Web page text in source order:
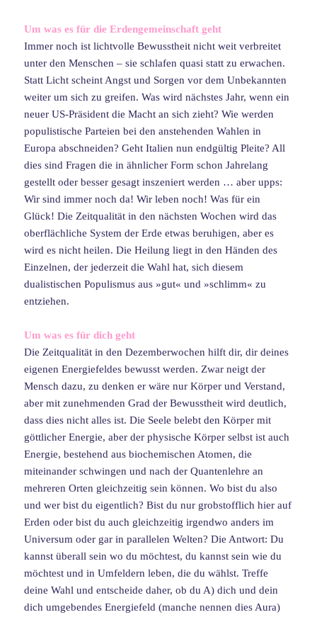
Um was es für die Erdengemeinschaft geht
Immer noch ist lichtvolle Bewusstheit nicht weit verbreitet
unter den Menschen – sie schlafen quasi statt zu erwachen.
Statt Licht scheint Angst und Sorgen vor dem Unbekannten
weiter um sich zu greifen. Was wird nächstes Jahr, wenn ein
neuer US-Präsident die Macht an sich zieht? Wie werden
populistische Parteien bei den anstehenden Wahlen in
Europa abschneiden? Geht Italien nun endgültig Pleite? All
dies sind Fragen die in ähnlicher Form schon Jahrelang
gestellt oder besser gesagt inszeniert werden … aber upps:
Wir sind immer noch da! Wir leben noch! Was für ein
Glück! Die Zeitqualität in den nächsten Wochen wird das
oberflächliche System der Erde etwas beruhigen, aber es
wird es nicht heilen. Die Heilung liegt in den Händen des
Einzelnen, der jederzeit die Wahl hat, sich diesem
dualistischen Populismus aus »gut« und »schlimm« zu
entziehen.
Um was es für dich geht
Die Zeitqualität in den Dezemberwochen hilft dir, dir deines
eigenen Energiefeldes bewusst werden. Zwar neigt der
Mensch dazu, zu denken er wäre nur Körper und Verstand,
aber mit zunehmenden Grad der Bewusstheit wird deutlich,
dass dies nicht alles ist. Die Seele belebt den Körper mit
göttlicher Energie, aber der physische Körper selbst ist auch
Energie, bestehend aus biochemischen Atomen, die
miteinander schwingen und nach der Quantenlehre an
mehreren Orten gleichzeitig sein können. Wo bist du also
und wer bist du eigentlich? Bist du nur grobstofflich hier auf
Erden oder bist du auch gleichzeitig irgendwo anders im
Universum oder gar in parallelen Welten? Die Antwort: Du
kannst überall sein wo du möchtest, du kannst sein wie du
möchtest und in Umfeldern leben, die du wählst. Treffe
deine Wahl und entscheide daher, ob du A) dich und dein
dich umgebendes Energiefeld (manche nennen dies Aura)